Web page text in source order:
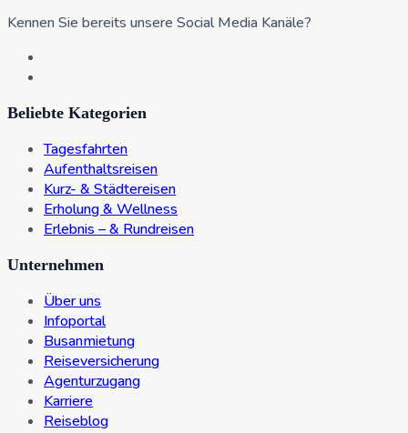
Kennen Sie bereits unsere Social Media Kanäle?
Beliebte Kategorien
Tagesfahrten
Aufenthaltsreisen
Kurz- & Städtereisen
Erholung & Wellness
Erlebnis – & Rundreisen
Unternehmen
Über uns
Infoportal
Busanmietung
Reiseversicherung
Agenturzugang
Karriere
Reiseblog